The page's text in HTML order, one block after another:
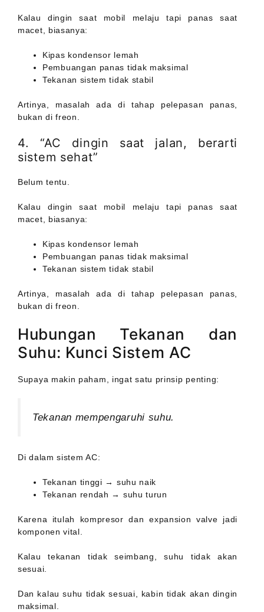
Kalau dingin saat mobil melaju tapi panas saat
macet, biasanya:
Kipas kondensor lemah
Pembuangan panas tidak maksimal
Tekanan sistem tidak stabil
Artinya, masalah ada di tahap pelepasan panas,
bukan di freon.
4. “AC dingin saat jalan, berarti
sistem sehat”
Belum tentu.
Kalau dingin saat mobil melaju tapi panas saat
macet, biasanya:
Kipas kondensor lemah
Pembuangan panas tidak maksimal
Tekanan sistem tidak stabil
Artinya, masalah ada di tahap pelepasan panas,
bukan di freon.
Hubungan Tekanan dan
Suhu: Kunci Sistem AC
Supaya makin paham, ingat satu prinsip penting:
Tekanan mempengaruhi suhu.
Di dalam sistem AC:
Tekanan tinggi → suhu naik
Tekanan rendah → suhu turun
Karena itulah kompresor dan expansion valve jadi
komponen vital.
Kalau tekanan tidak seimbang, suhu tidak akan
sesuai.
Dan kalau suhu tidak sesuai, kabin tidak akan dingin
maksimal.